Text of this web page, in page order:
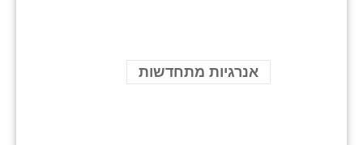
אנרגיות מתחדשות